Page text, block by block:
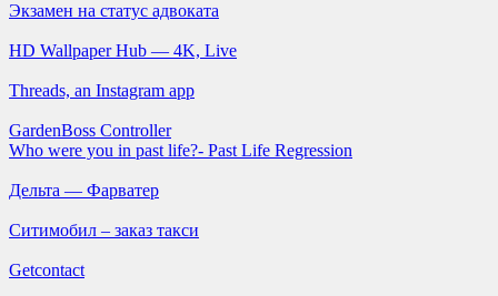
Экзамен на статус адвоката
HD Wallpaper Hub — 4K, Live
Threads, an Instagram app
GardenBoss Controller
Who were you in past life?- Past Life Regression
Дельта — Фарватер
Ситимобил – заказ такси
Getcontact